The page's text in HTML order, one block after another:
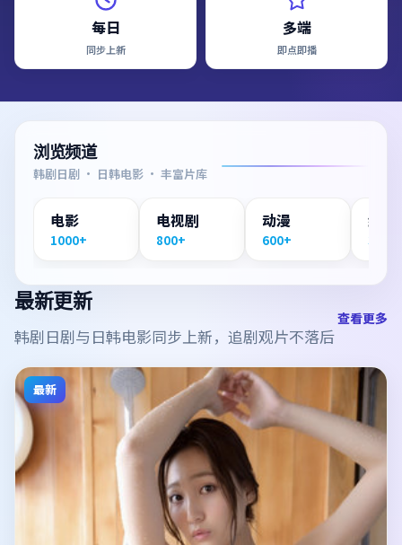
每日
同步上新
多端
即点即播
浏览频道
韩剧日剧 · 日韩电影 · 丰富片库
电影
1000+
电视剧
800+
动漫
600+
纪录
300+
最新更新
韩剧日剧与日韩电影同步上新，追剧观片不落后
查看更多
最新